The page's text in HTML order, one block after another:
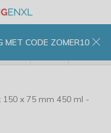
MET CODE ZOMER10
x 75 mm 450 ml -